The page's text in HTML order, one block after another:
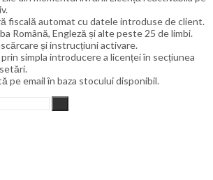
fiscală automat cu datele introduse de client.
Română, Engleză și alte peste 25 de limbi.
și instrucțiuni activare.
simpla introducere a licenței în secțiunea
pe email în baza stocului disponibil.